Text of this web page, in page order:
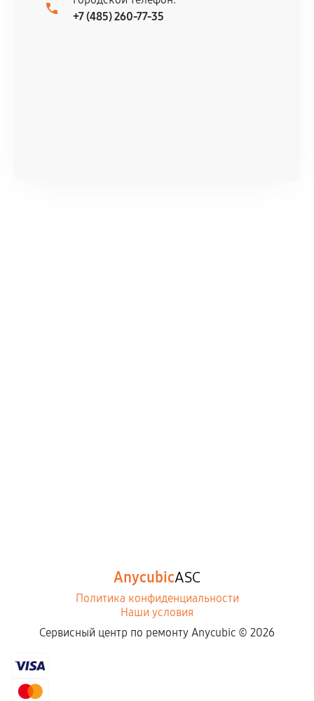
+7 (485) 260-77-35
AnycubicASC
Политика конфиденциальности
Наши условия
Сервисный центр по ремонту Anycubic © 2026